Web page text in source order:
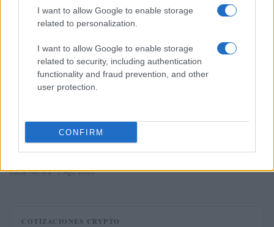
I want to allow Google to enable storage
related to personalization.
I want to allow Google to enable storage
related to security, including authentication
functionality and fraud prevention, and other
user protection.
CONFIRM
Cómo aplicar un framework minimalista para gestionar
inversiones
Lucía Herrera · 5 Ago 2026
COTIZACIONES CRYPTO